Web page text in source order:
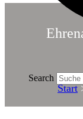
Search
Start